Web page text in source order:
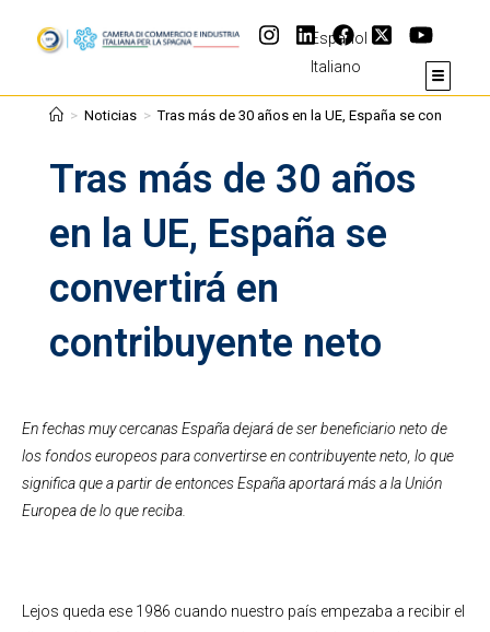
Español
Italiano
Tras más de 30 años
en la UE, España se
convertirá en
contribuyente neto
> Noticias > Tras más de 30 años en la UE, España se convertirá
En fechas muy cercanas España dejará de ser beneficiario neto de
los fondos europeos para convertirse en contribuyente neto, lo que
significa que a partir de entonces España aportará más a la Unión
Europea de lo que reciba.
Lejos queda ese 1986 cuando nuestro país empezaba a recibir el